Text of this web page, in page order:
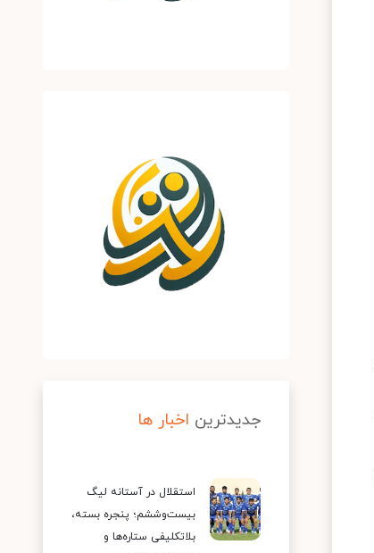
جدیدترین اخبار ها
استقلال در آستانه لیگ
بیست‌وششم؛ پنجره بسته،
بلاتکلیفی ستاره‌ها و